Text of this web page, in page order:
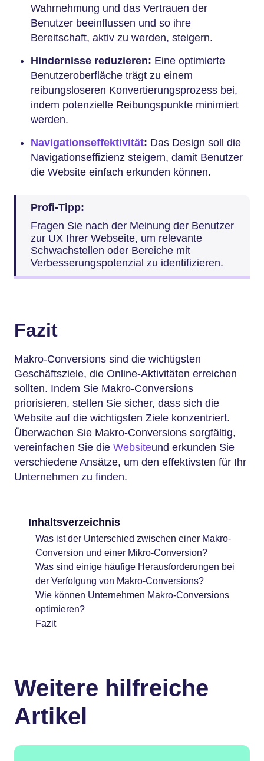
Wahrnehmung und das Vertrauen der
Benutzer beeinflussen und so ihre
Bereitschaft, aktiv zu werden, steigern.
Hindernisse reduzieren: Eine optimierte
Benutzeroberfläche trägt zu einem
reibungsloseren Konvertierungsprozess bei,
indem potenzielle Reibungspunkte minimiert
werden.
Navigationseffektivität: Das Design soll die
Navigationseffizienz steigern, damit Benutzer
die Website einfach erkunden können.
Profi-Tipp:
Fragen Sie nach der Meinung der Benutzer
zur UX Ihrer Webseite, um relevante
Schwachstellen oder Bereiche mit
Verbesserungspotenzial zu identifizieren.
Fazit
Makro-Conversions sind die wichtigsten
Geschäftsziele, die Online-Aktivitäten erreichen
sollten. Indem Sie Makro-Conversions
priorisieren, stellen Sie sicher, dass sich die
Website auf die wichtigsten Ziele konzentriert.
Überwachen Sie Makro-Conversions sorgfältig,
vereinfachen Sie die Websiteund erkunden Sie
verschiedene Ansätze, um den effektivsten für Ihr
Unternehmen zu finden.
Inhaltsverzeichnis
Was ist der Unterschied zwischen einer Makro-
Conversion und einer Mikro-Conversion?
Was sind einige häufige Herausforderungen bei
der Verfolgung von Makro-Conversions?
Wie können Unternehmen Makro-Conversions
optimieren?
Fazit
Weitere hilfreiche
Artikel